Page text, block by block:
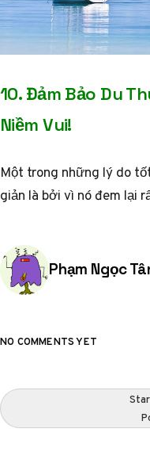
10. Đảm Bảo Du
Niềm Vui!
Một trong những lý do
giản là bởi vì nó đem lại
Posted by
Phạm Ngọc
NO COMMENTS YET